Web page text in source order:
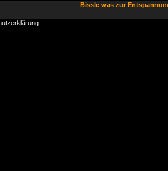
Bissle was zur